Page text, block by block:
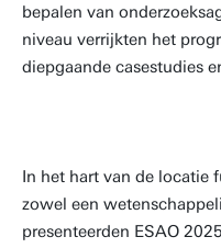
bepalen van
niveau verrijkten het
diepgaande casestudies
In het hart van de locatie
zowel een
presenteerden ESAO